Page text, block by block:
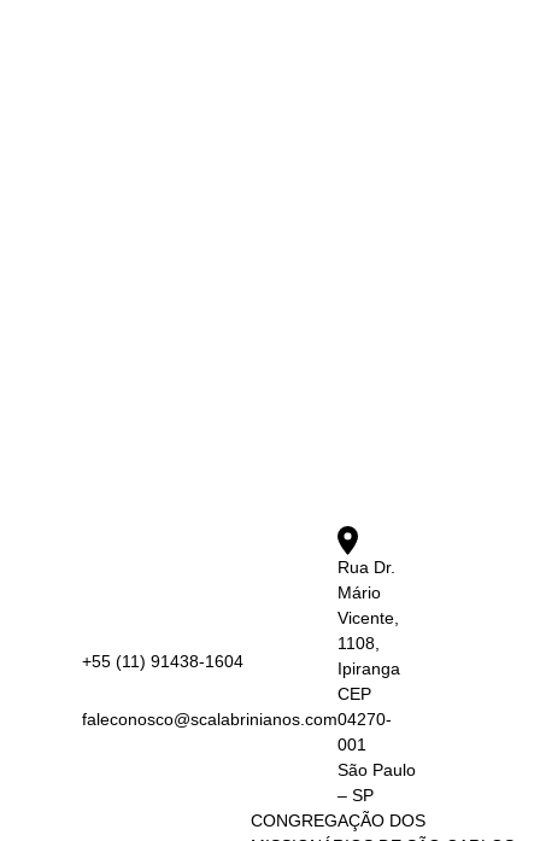
+55 (11) 91438-1604
faleconosco@scalabrinianos.com
Rua Dr.
Mário
Vicente,
1108,
Ipiranga
CEP
04270-
001
São Paulo
– SP
CONGREGAÇÃO DOS